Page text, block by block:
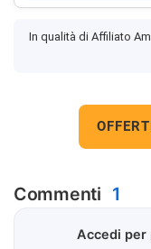
In qualità di Affiliato
Commenti 1
Accedi per